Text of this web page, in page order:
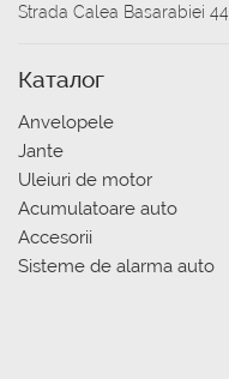
Strada Calea Basarabiei 44
Каталог
Anvelopele
Jante
Uleiuri de motor
Acumulatoare auto
Accesorii
Sisteme de alarma auto